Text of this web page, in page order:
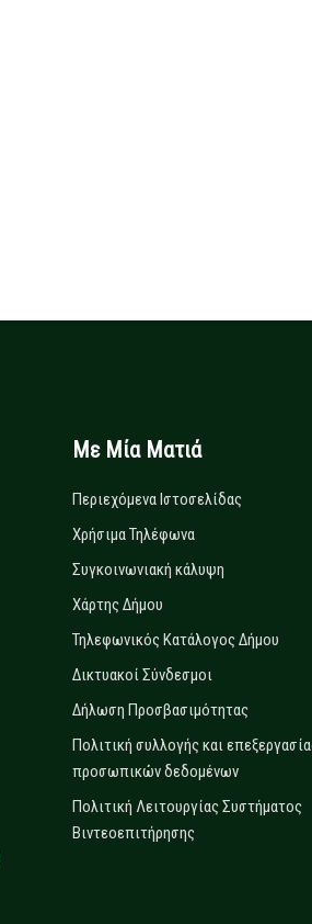
Με Μία Ματιά
Περιεχόμενα Ιστοσελίδας
Χρήσιμα Τηλέφωνα
Συγκοινωνιακή κάλυψη
Χάρτης Δήμου
Τηλεφωνικός Κατάλογος Δήμου
Δικτυακοί Σύνδεσμοι
Δήλωση Προσβασιμότητας
Πολιτική συλλογής και
προσωπικών δεδομένων
Πολιτική Λειτουργίας Συστήματος
Βιντεοεπιτήρησης